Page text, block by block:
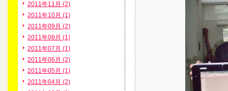
2011年11月 (2)
2011年10月 (1)
2011年09月 (2)
2011年08月 (1)
2011年07月 (1)
2011年06月 (2)
2011年05月 (1)
2011年04月 (2)